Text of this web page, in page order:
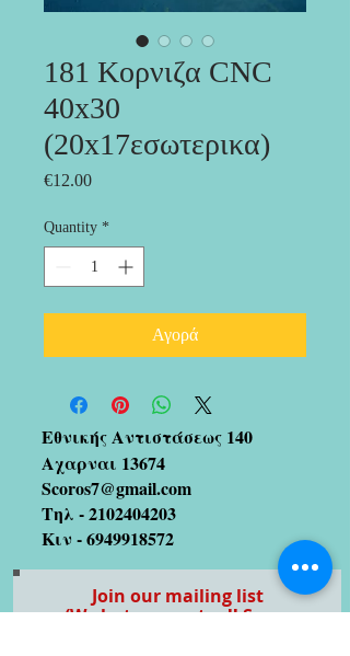
181 Κορνιζα CNC
40x30
(20x17εσωτερικα)
€12.00Price
Quantity *
Αγορά
Εθνικής Αντιστάσεως 140
Αχαρναι 13674
Scoros7@gmail.com
Τηλ -2102404203
Κιν -6949918572
Join our mailing list
(We hate spam too!! So no